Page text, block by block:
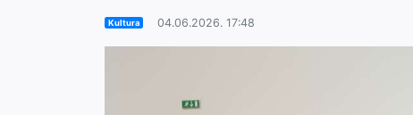
Kultura 04.06.2026. 17:48